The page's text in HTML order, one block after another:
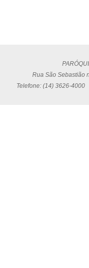
Rua São Sebastião
Telefone: (14) 3626-